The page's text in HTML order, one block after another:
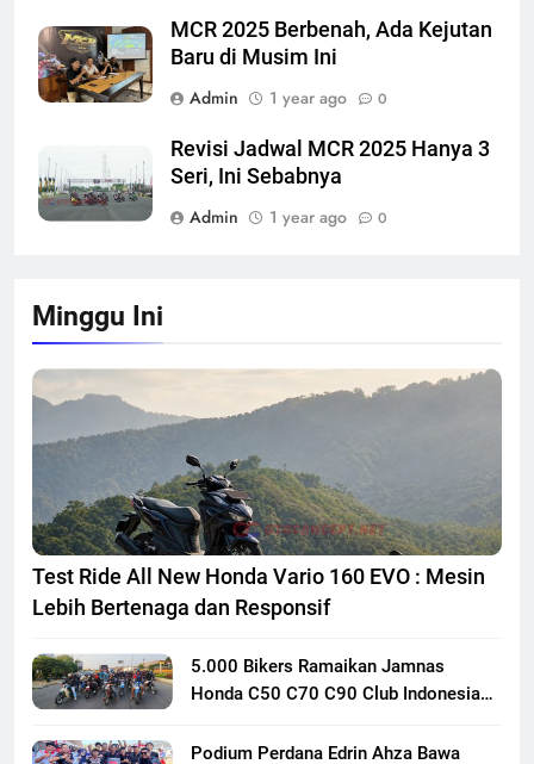
MCR 2025 Berbenah, Ada Kejutan
Baru di Musim Ini
Admin
1 year ago 0
Revisi Jadwal MCR 2025 Hanya 3
Seri, Ini Sebabnya
Admin
1 year ago 0
Minggu Ini
Test Ride All New Honda Vario 160 EVO : Mesin
Lebih Bertenaga dan Responsif
5.000 Bikers Ramaikan Jamnas
Honda C50 C70 C90 Club Indonesia
Persaudaraan Pecinta Motor Klasik
Podium Perdana Edrin Ahza Bawa